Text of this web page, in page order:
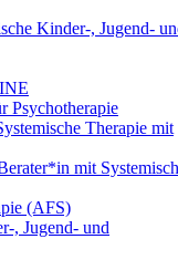
Kinder-, Jugend-
Therapie mit
mit
(AFS)
, Jugend- und